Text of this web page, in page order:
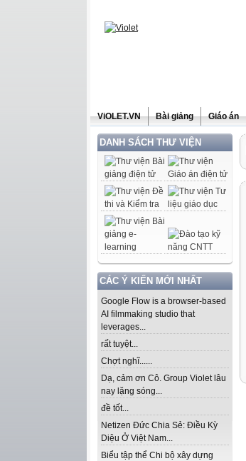
ViOLET.VN Bài giảng Giáo án
DANH SÁCH THƯ VIỆN
CÁC Ý KIẾN MỚI NHẤT
Google Flow is a browser-based
AI filmmaking studio that
leverages...
rất tuyệt...
Chợt nghĩ......
Dạ, cảm ơn Cô. Group Violet lâu
nay lặng sóng...
đề tốt...
Netizen Đức Chia Sẻ: Điều Kỳ
Diệu Ở Việt Nam...
Biểu tập thể Chi bộ xây dựng